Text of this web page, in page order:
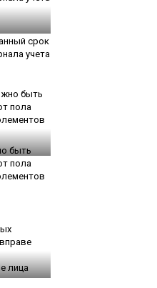
срок
учета
быть
пола